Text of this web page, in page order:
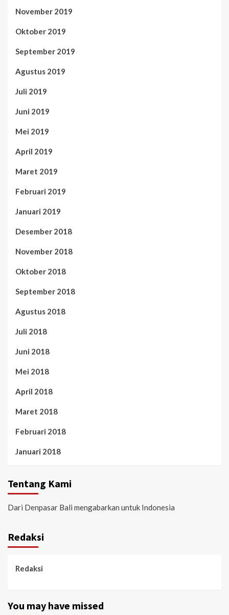
November 2019
Oktober 2019
September 2019
Agustus 2019
Juli 2019
Juni 2019
Mei 2019
April 2019
Maret 2019
Februari 2019
Januari 2019
Desember 2018
November 2018
Oktober 2018
September 2018
Agustus 2018
Juli 2018
Juni 2018
Mei 2018
April 2018
Maret 2018
Februari 2018
Januari 2018
Tentang Kami
Dari Denpasar Bali mengabarkan untuk Indonesia
Redaksi
Redaksi
You may have missed